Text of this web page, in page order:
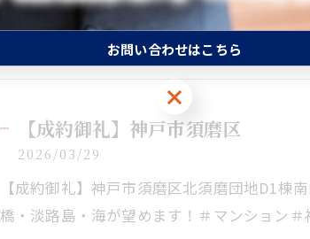
【成約御礼】神戸市須磨区
2026/03/29
【成約御礼】神戸市須磨区北須磨団地D1棟
橋・淡路島・海が望めます！＃マンション
お問い合わせはこちら
お問い合わせはこちら